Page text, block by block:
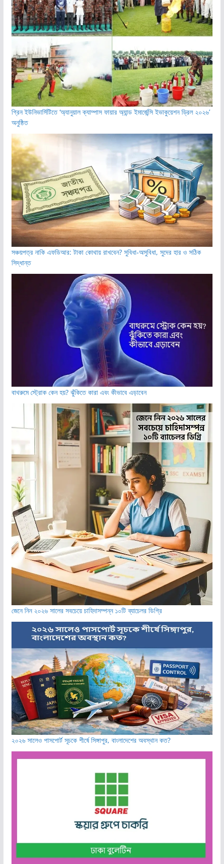
গ্রিন ইউনিভার্সিটিতে ‘অ্যানুয়াল ক্যাম্পাস ফায়ার অ্যান্ড ইমার্জেন্সি ইভাকুয়েশন ড্রিল ২০২৬’
অনুষ্ঠিত
সঞ্চয়পত্র নাকি এফডিআর: টাকা কোথায় রাখবেন? সুবিধা-অসুবিধা, সুদের হার ও সঠিক
সিদ্ধান্ত
বাথরুমে স্ট্রোক কেন হয়? ঝুঁকিতে কারা এবং কীভাবে এড়াবেন
জেনে নিন ২০২৬ সালের সবচেয়ে চাহিদাসম্পন্ন ১০টি ব্যাচেলর ডিগ্রি
২০২৬ সালেও পাসপোর্ট সূচকে শীর্ষে সিঙ্গাপুর, বাংলাদেশের অবস্থান কত?